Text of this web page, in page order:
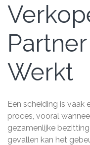
Werkt
Een scheiding is
proces, vooral
gezamenlijke
gevallen kan het